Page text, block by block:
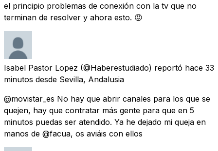
el principio problemas de conexión con la tv que no
terminan de resolver y ahora esto. 😡
Isabel Pastor Lopez (@Haberestudiado) reportó hace 33
minutos desde Sevilla, Andalusia
@movistar_es No hay que abrir canales para los que se
quejen, hay que contratar más gente para que en 5
minutos puedas ser atendido. Ya he dejado mi queja en
manos de @facua, os aviáis con ellos